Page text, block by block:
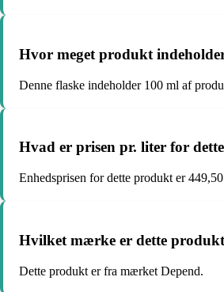
Hvor meget produkt
Denne flaske indeholder 100 ml af
Hvad er prisen pr. liter for
Enhedsprisen for dette produkt er
Hvilket mærke er dette
Dette produkt er fra mærket Depend.